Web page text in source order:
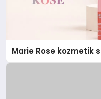
Marie Rose kozmetik